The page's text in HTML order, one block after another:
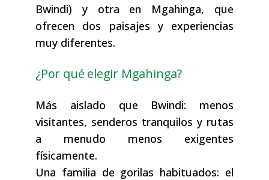
Bwindi) y otra en Mgahinga, que
ofrecen dos paisajes y experiencias
muy diferentes.
¿Por qué elegir Mgahinga?
Más aislado que Bwindi: menos
visitantes, senderos tranquilos y rutas
a menudo menos exigentes
físicamente.
Una familia de gorilas habituados: el